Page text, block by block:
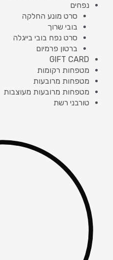
נפחים
סרט מונע החלקה
בובי שרוך
סרט נפח בובי בייגלה
ברטון פרמיום
GIFT CARD
מטפחות רקומות
מטפחות מרובעות
מטפחות מרובעות מעוצבות
טורבני רשת